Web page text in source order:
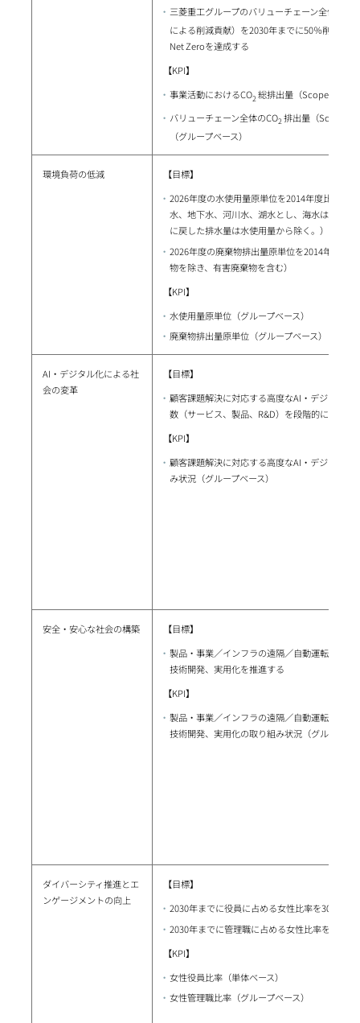
三菱重工グループのバリューチェーン全体のCO
による削減貢献）を2030年までに50％削減し
Net Zeroを達成する
【KPI】
事業活動におけるCO2総排出量（Scope 1、2
バリューチェーン全体のCO2排出量（
（グループベース）
環境負荷の低減
【目標】
2026年度の水使用量原単位を2014年度比で12
水、地下水、河川水、湖水とし、海水は除く。
に戻した排水量は水使用量から除く。）
2026年度の廃棄物排出量原単位を2014年度比
物を除き、有害廃棄物を含む）
【KPI】
水使用量原単位（グループベース）
廃棄物排出量原単位（グループベース）
AI・デジタル化による社
会の変革
【目標】
顧客課題解決に対応する高度なAI・デジタルソ
数（サービス、製品、R&D）を段階的に引き上
【KPI】
顧客課題解決に対応する高度なAI・デジタルソ
み状況（グループベース）
安全・安心な社会の構築
【目標】
製品・事業／インフラの遠隔／自動運転、遠隔
技術開発、実用化を推進する
【KPI】
製品・事業／インフラの遠隔／自動運転、遠隔
技術開発、実用化の取り組み状況（グループベ
ダイバーシティ推進とエ
ンゲージメントの向上
【目標】
2030年までに役員に占める女性比率を30％以上
2030年までに管理職に占める女性比率を2倍（
【KPI】
女性役員比率（単体ベース）
女性管理職比率（グループベース）